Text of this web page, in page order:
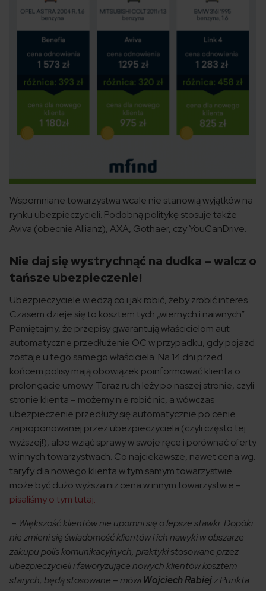
Wspomniane towarzystwa wcale nie stanowią wyjątków na
rynku ubezpieczycieli. Podobną politykę stosuje także
Aviva (obecnie Allianz), AXA, Gothaer, czy YouCanDrive.
Nie daj się wystrychnąć na dudka – walcz o
tańsze ubezpieczenie!
Ubezpieczyciele wiedzą co i jak robić, żeby zrobić interes.
Czasem dzieje się to kosztem tych „wiernych i naiwnych”.
Pamiętajmy, że przepisy gwarantują właścicielom aut
automatyczne przedłużenie OC w przypadku, gdy pojazd
zostaje u tego samego właściciela. Na 14 dni przed
końcem polisy mają obowiązek poinformować klienta o
prolongacie umowy. Teraz ruch leży po naszej stronie, czyli
stronie klienta – możemy nie robić nic, a wówczas
ubezpieczenie przedłuży się automatycznie po cenie
zaproponowanej przez ubezpieczyciela (czyli często tej
wyższej!), albo wziąć sprawy w swoje ręce i porównać oferty
w innych towarzystwach. Co najciekawsze, nawet cena wg.
taryfy dla nowego klienta w tym samym towarzystwie
może być dużo wyższa niż cena w innym towarzystwie –
pisaliśmy o tym tutaj.
– Większość klientów nie upomni się o lepsze stawki. Dopóki
nie zmieni się świadomość klientów i ich nawyki w obszarze
zakupu polis komunikacyjnych, praktyki stosowane przez
ubezpieczycieli i faworyzujące nowych klientów kosztem
starych, będą stosowane – mówiWojciech Rabiejz Punkta